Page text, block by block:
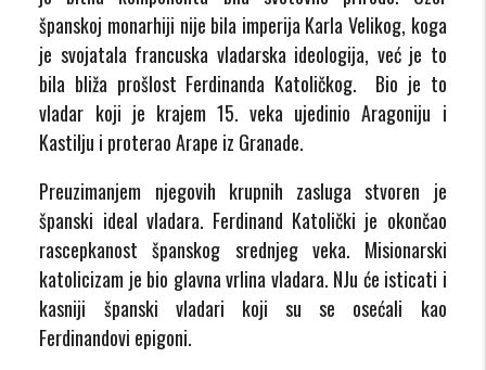
španskoj monarhiji nije bila imperija Karla Velikog, koga
je svojatala francuska vladarska ideologija, već je to
bila bliža prošlost Ferdinanda Katoličkog. Bio je to
vladar koji je krajem 15. veka ujedinio Aragoniju i
Kastilju i proterao Arape iz Granade.
Preuzimanjem njegovih krupnih zasluga stvoren je
španski ideal vladara. Ferdinand Katolički je okončao
rascepkanost španskog srednjeg veka. Misionarski
katolicizam je bio glavna vrlina vladara. NJu će isticati i
kasniji španski vladari koji su se osećali kao
Ferdinandovi epigoni.